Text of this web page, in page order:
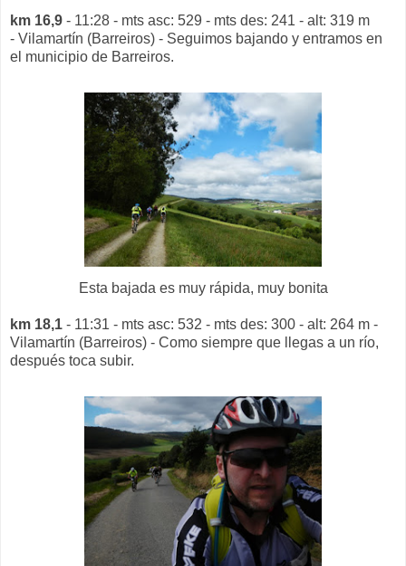
km 16,9 - 11:28 - mts asc: 529 - mts des: 241 - alt: 319 m
- Vilamartín (Barreiros) - Seguimos bajando y entramos en
el municipio de Barreiros.
Esta bajada es muy rápida, muy bonita
km 18,1 - 11:31 - mts asc: 532 - mts des: 300 - alt: 264 m -
Vilamartín (Barreiros) - Como siempre que llegas a un río,
después toca subir.